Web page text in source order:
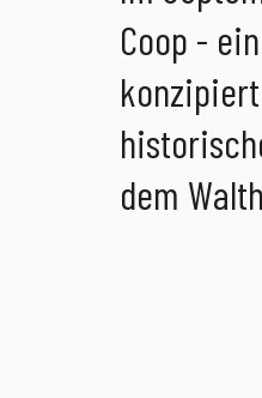
Coop -
dem